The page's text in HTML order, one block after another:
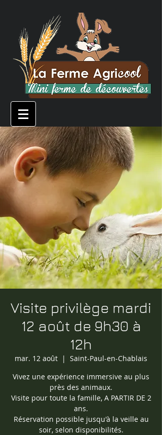
Visite privilège mardi
12 août de 9h30 à
12h
mar. 12 août
  |
Saint-Paul-en-Chablais
Vivez une expérience immersive au plus
près des animaux.
Visite pour toute la famille, A PARTIR DE 2
ans.
Réservation possible jusqu'à la veille au
soir, selon disponibilités.